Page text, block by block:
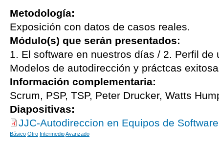
Metodología:
Exposición con datos de casos reales.
Módulo(s) que serán presentados:
1. El software en nuestros días / 2. Perfil de
Modelos de autodirección y práctcas
Información complementaria:
Scrum, PSP, TSP, Peter Drucker, Watts
Diapositivas:
JJC-Autodireccion en Equipos de
Básico Otro IntermedioAvanzado